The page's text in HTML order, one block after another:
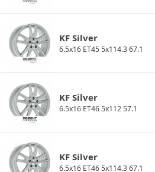
KF Silver
6.5x16 ET45 5x114.3 67.1
KF Silver
6.5x16 ET46 5x112 57.1
KF Silver
6.5x16 ET46 5x114.3 67.1